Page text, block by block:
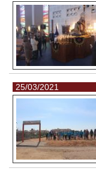
25/03/2021